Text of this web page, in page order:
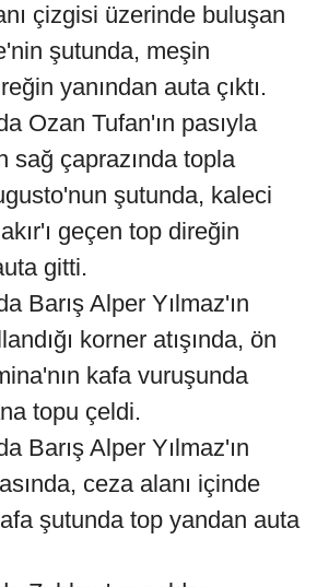
çizgisi üzerinde buluşan
şutunda, meşin
yanından auta çıktı.
Ozan Tufan'ın pasıyla
sağ çaprazında topla
şutunda, kaleci
geçen top direğin
gitti.
Barış Alper Yılmaz'ın
korner atışında, ön
kafa vuruşunda
topu çeldi.
Barış Alper Yılmaz'ın
ceza alanı içinde
şutunda top yandan auta